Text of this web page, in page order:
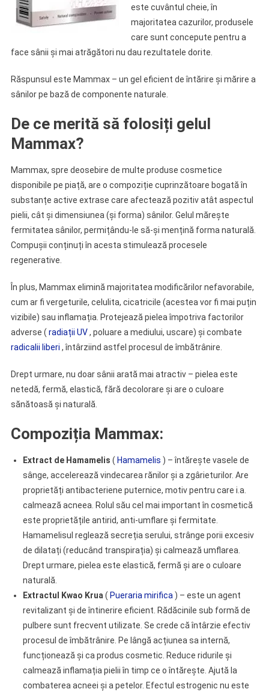
este cuvântul cheie, în
majoritatea cazurilor, produsele
care sunt concepute pentru a
face sânii și mai atrăgători nu dau rezultatele dorite.
Răspunsul este Mammax – un gel eficient de întărire și mărire a
sânilor pe bază de componente naturale.
De ce merită să folosiți gelul
Mammax?
Mammax, spre deosebire de multe produse cosmetice
disponibile pe piață, are o compoziție cuprinzătoare bogată în
substanțe active extrase care afectează pozitiv atât aspectul
pielii, cât și dimensiunea (și forma) sânilor. Gelul mărește
fermitatea sânilor, permițându-le să-și mențină forma naturală.
Compușii conținuți în acesta stimulează procesele
regenerative.
În plus, Mammax elimină majoritatea modificărilor nefavorabile,
cum ar fi vergeturile, celulita, cicatricile (acestea vor fi mai puțin
vizibile) sau inflamația. Protejează pielea împotriva factorilor
adverse ( radiații UV, poluare a mediului, uscare) și combate
radicalii liberi , întârziind astfel procesul de îmbătrânire.
Drept urmare, nu doar sânii arată mai atractiv – pielea este
netedă, fermă, elastică, fără decolorare și are o culoare
sănătoasă și naturală.
Compoziția Mammax:
Extract de Hamamelis ( Hamamelis ) – întărește vasele de
sânge, accelerează vindecarea rănilor și a zgârieturilor. Are
proprietăți antibacteriene puternice, motiv pentru care i.a.
calmează acneea. Rolul său cel mai important în cosmetică
este proprietățile antirid, anti-umflare și fermitate.
Hamamelisul reglează secreția serului, strânge porii excesiv
de dilatați (reducând transpirația) și calmează umflarea.
Drept urmare, pielea este elastică, fermă și are o culoare
naturală.
Extractul Kwao Krua ( Pueraria mirifica ) – este un agent
revitalizant și de întinerire eficient. Rădăcinile sub formă de
pulbere sunt frecvent utilizate. Se crede că întârzie efectiv
procesul de îmbătrânire. Pe lângă acțiunea sa internă,
funcționează și ca produs cosmetic. Reduce ridurile și
calmează inflamația pielii în timp ce o întărește. Ajută la
combaterea acneei și a petelor. Efectul estrogenic nu este